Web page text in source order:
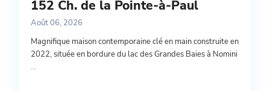
152 Ch. de la Pointe-à-Paul
Août 06, 2026
Magnifique maison contemporaine clé en main construite en
2022, située en bordure du lac des Grandes Baies à Nomini
...